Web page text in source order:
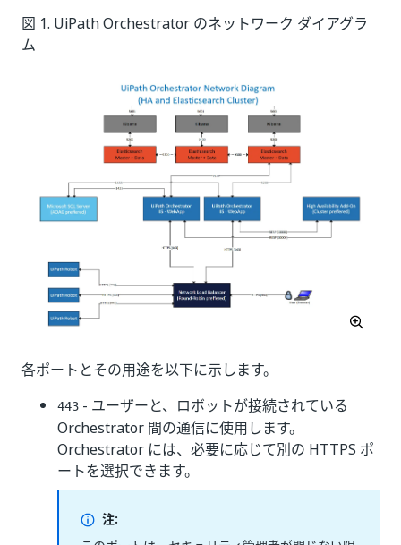
図 1. UiPath Orchestrator のネットワーク ダイアグラ
ム
各ポートとその用途を以下に示します。
443 - ユーザーと、ロボットが接続されている
Orchestrator 間の通信に使用します。
Orchestrator には、必要に応じて別の HTTPS ポ
ートを選択できます。
注: